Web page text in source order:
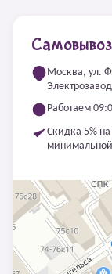
Самовывоз
Москва, ул.
Работаем
Скидка 5%